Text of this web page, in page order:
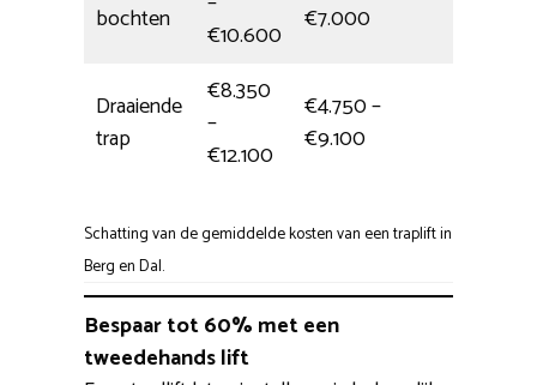
bochten
€10.600
€7.000
Draaiende
trap
€8.350
–
€12.100
€4.750 –
€9.100
Schatting van de gemiddelde kosten van een traplift in
Berg en Dal.
Bespaar tot 60% met een
tweedehands lift